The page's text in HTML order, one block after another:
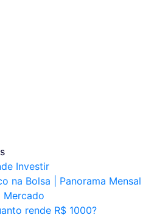
Investir
na Bolsa | Panorama Mensal
Mercado
rende R$ 1000?